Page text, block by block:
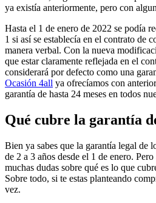
ya existía anteriormente, pero con
Hasta el 1 de enero de 2022 se podía
1 si así se establecía en el contrato de
manera verbal. Con la nueva
que estar claramente reflejada en el
considerará por defecto como una
Ocasión 4all ya ofrecíamos con
garantía de hasta 24 meses en todos
Qué cubre la garantía
Bien ya sabes que la garantía legal de
de 2 a 3 años desde el 1 de enero.
muchas dudas sobre qué es lo que
Sobre todo, si te estas planteando
vez.